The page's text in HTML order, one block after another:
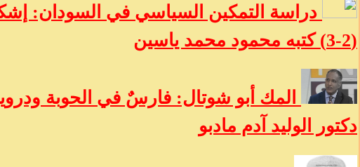
دراسة التمكين السياسي في السودان:
(2-3) كتبه محمود محمد ياسين
المك أبو شوتال: فارسٌ في الحوبة
دكتور الوليد آدم مادبو